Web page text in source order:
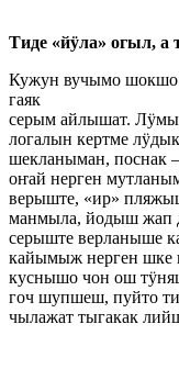
Тиде «йӱла» огыл,
Кужун вучымо шокшо
гаяк
серым айлышат.
логалын кертме
шекланыман, поснак
оҥай нерген
верыште, «ир»
манмыла, йодыш жап
серыште верланыше
кайымыж нерген шке
куснышо чон ош
гоч шупшеш, пуйто
чылажат тыгакак